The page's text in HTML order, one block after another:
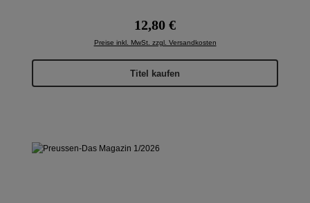
Regulärer Preis:
12,80 €
Preise inkl. MwSt. zzgl. Versandkosten
Titel kaufen